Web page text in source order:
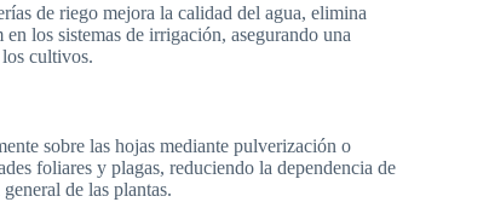
de riego mejora la calidad del agua, elimina
los sistemas de irrigación, asegurando una
cultivos.
sobre las hojas mediante pulverización o
foliares y plagas, reduciendo la dependencia de
de las plantas.